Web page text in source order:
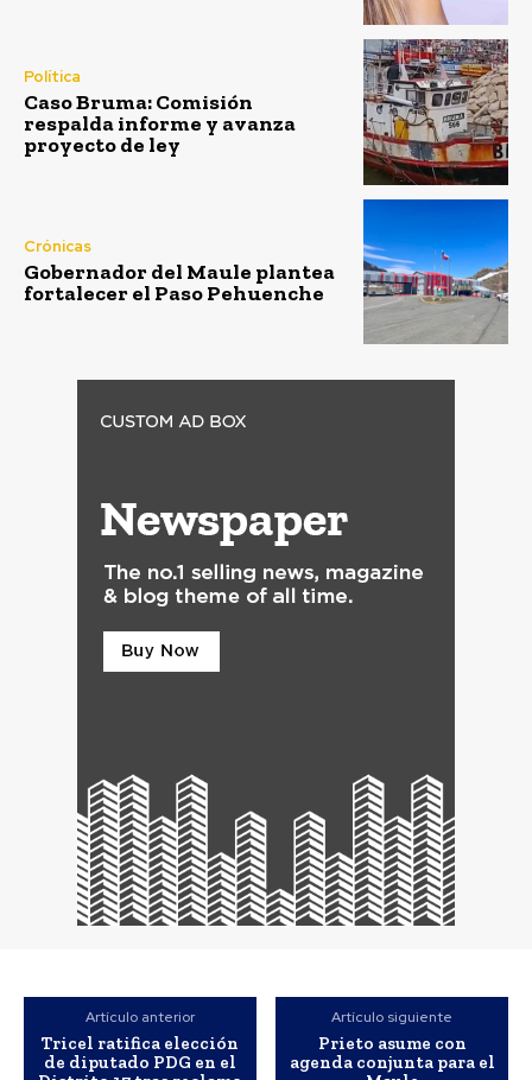
Política
Caso Bruma: Comisión
respalda informe y avanza
proyecto de ley
Crónicas
Gobernador del Maule plantea
fortalecer el Paso Pehuenche
Artículo anterior
Tricel ratifica elección
de diputado PDG en el
Artículo siguiente
Prieto asume con
agenda conjunta para el